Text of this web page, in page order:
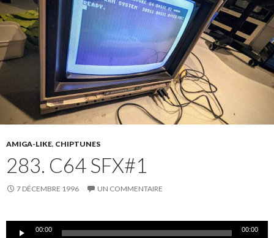
AMIGA-LIKE, CHIPTUNES
283. C64 SFX#1
7 DÉCEMBRE 1996 UN COMMENTAIRE
Lecteur00:00 00:00